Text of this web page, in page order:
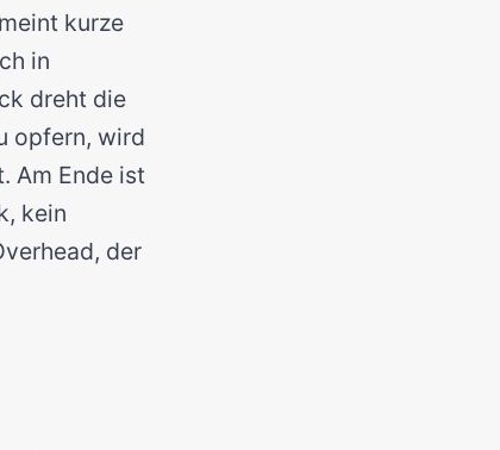
kurze
in
dreht die
opfern, wird
Am Ende ist
kein
der